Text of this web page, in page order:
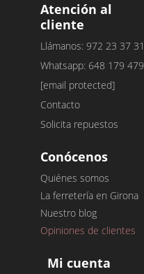
Atención al
cliente
Llámanos: 972 23 37 31
Whatsapp: 648 179 479
[email protected]
Contacto
Solicita repuestos
Conócenos
Quiénes somos
La ferretería en Girona
Nuestro blog
Opiniones de clientes
Mi cuenta